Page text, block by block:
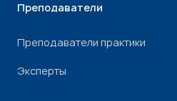
Преподаватели
Преподаватели практики
Эксперты